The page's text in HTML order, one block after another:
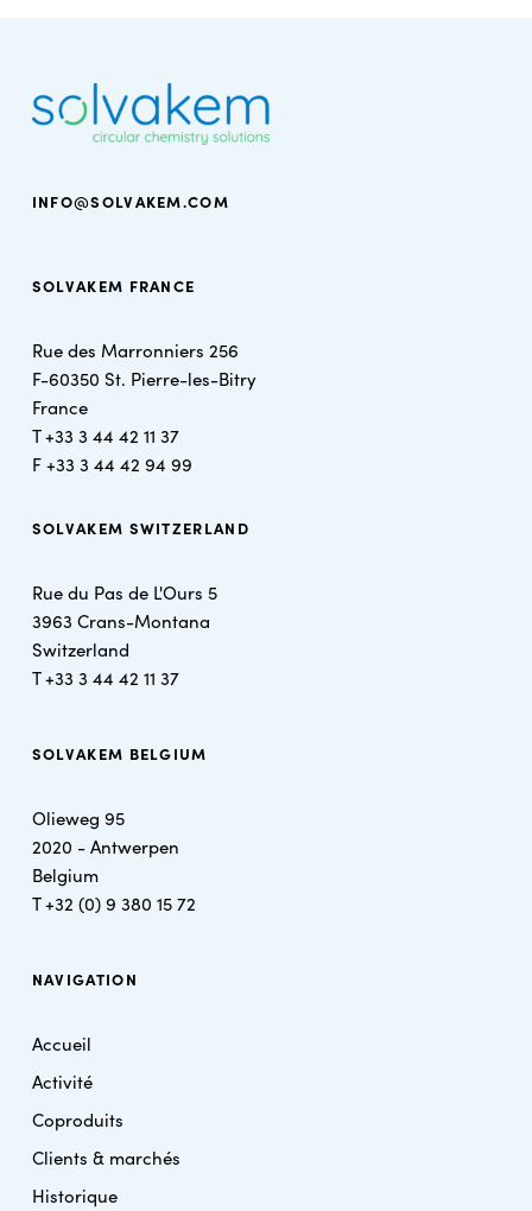
INFO@SOLVAKEM.COM
SOLVAKEM FRANCE
Rue des Marronniers 256
F-60350 St. Pierre-les-Bitry
France
T +33 3 44 42 11 37
F +33 3 44 42 94 99
SOLVAKEM SWITZERLAND
Rue du Pas de L'Ours 5
3963 Crans-Montana
Switzerland
T +33 3 44 42 11 37
SOLVAKEM BELGIUM
Olieweg 95
2020 - Antwerpen
Belgium
T+32 (0) 9 380 15 72
NAVIGATION
Accueil
Activité
Coproduits
Clients & marchés
Historique